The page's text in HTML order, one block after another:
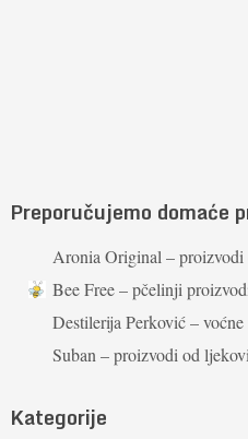
Preporučujemo domaće
Aronia Original – proizvodi
Bee Free – pčelinji
Destilerija Perković –
Suban – proizvodi od
Kategorije